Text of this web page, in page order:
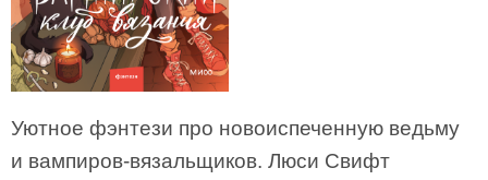
Уютное фэнтези про новоиспеченную ведьму
и вампиров-вязальщиков. Люси Свифт